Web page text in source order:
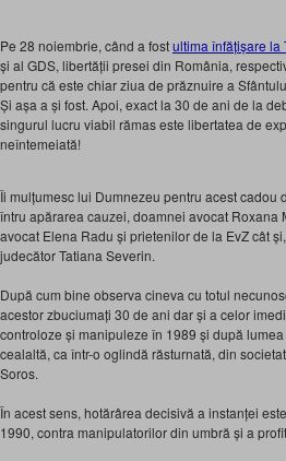
Pe 28 noiembrie, când a fostultima înfățișare la
și al GDS, libertății presei din România,
pentru că este chiar ziua de prăznuire a
Și așa a și fost. Apoi, exact la 30 de ani de la
singurul lucru viabil rămas este libertatea de
neîntemeiată!
Îi mulțumesc lui Dumnezeu pentru acest cadou
întru apărarea cauzei, doamnei avocat
avocat Elena Radu și prietenilor de la EvZ cât
judecător Tatiana Severin.
După cum bine observa cineva cu totul
acestor zbuciumați 30 de ani dar și a celor
controloze și manipuleze în 1989 și după
cealaltă, ca într-o oglindă răsturnată, din
Soros.
În acest sens, hotărârea decisivă a instanței
1990, contra manipulatorilor din umbră și a